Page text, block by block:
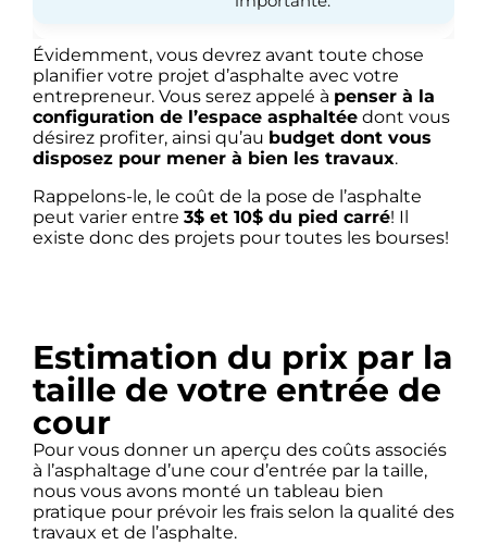
Évidemment, vous devrez avant toute chose
planifier votre projet d’asphalte avec votre
entrepreneur. Vous serez appelé à penser à la
configuration de l’espace asphaltée dont vous
désirez profiter, ainsi qu’au budget dont vous
disposez pour mener à bien les travaux.
Rappelons-le, le coût de la pose de l’asphalte
peut varier entre 3$ et 10$ du pied carré! Il
existe donc des projets pour toutes les bourses!
Estimation du prix par la
taille de votre entrée de
cour
Pour vous donner un aperçu des coûts associés
à l’asphaltage d’une cour d’entrée par la taille,
nous vous avons monté un tableau bien
pratique pour prévoir les frais selon la qualité des
travaux et de l’asphalte.